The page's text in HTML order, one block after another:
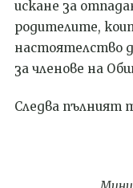
искане за
родителите,
настоятелство
за членове на
Следва пълният